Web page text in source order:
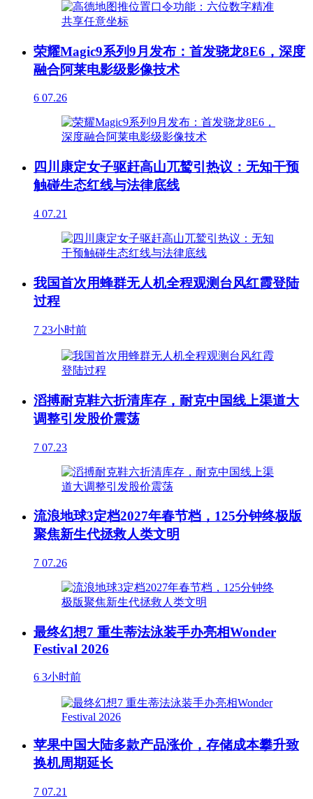
荣耀Magic9系列9月发布：首发骁龙8E6，深度
融合阿莱电影级影像技术
6 07.26
四川康定女子驱赶高山兀鹫引热议：无知干预
触碰生态红线与法律底线
4 07.21
我国首次用蜂群无人机全程观测台风红霞登陆
过程
7 23小时前
滔搏耐克鞋六折清库存，耐克中国线上渠道大
调整引发股价震荡
7 07.23
流浪地球3定档2027年春节档，125分钟终极版
聚焦新生代拯救人类文明
7 07.26
最终幻想7 重生蒂法泳装手办亮相Wonder
Festival 2026
6 3小时前
苹果中国大陆多款产品涨价，存储成本攀升致
换机周期延长
7 07.21